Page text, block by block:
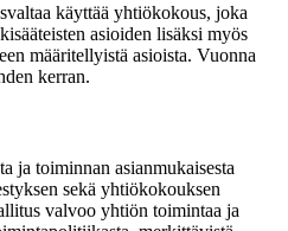
käyttää yhtiökokous, joka
asioiden lisäksi myös
määritellyistä asioista. Vuonna
kerran.
ja toiminnan asianmukaisesta
sekä yhtiökokouksen
valvoo yhtiön toimintaa ja